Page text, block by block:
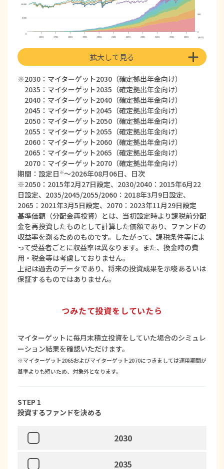
(年/月)
16/01 17/01 18/01 19/01 20/01 21/01 22/01 23/01 24/01 25/01 26/01
0
5,000
10,000
0
500
拡大して見る
2030：マイターゲット2030（確定拠出年金向け）
2035：マイターゲット2035（確定拠出年金向け）
2040：マイターゲット2040（確定拠出年金向け）
2045：マイターゲット2045（確定拠出年金向け）
2050：マイターゲット2050（確定拠出年金向け）
2055：マイターゲット2055（確定拠出年金向け）
2060：マイターゲット2060（確定拠出年金向け）
2065：マイターゲット2065（確定拠出年金向け）
2070：マイターゲット2070（確定拠出年金向け）
期間：設定日 ※～2026年08月06日、日次
※2050：2015年2月27日設定、2030/2040：2015年6月22
日設定、2035/2045/2055/2060：2018年3月9日設定、
2065：2021年3月5日設定、2070：2023年11月29日設定
基準価額（分配金再投資）とは、当初設定時より課税前分配
金を再投資したものとして計算した価額であり、ファンドの
収益率を測るためのものです。したがって、課税条件等によ
って受益者ごとに収益率は異なります。また、換金時の費
用・税金等は考慮しておりません。
上記は過去のデータであり、将来の投資成果を示唆あるいは
保証するものではありません。
つみたて投資をしていたら
マイターゲットに毎月末積立投資をしていた場合のシミュレ
ーション結果を確認いただけます。
※マイターゲット2065およびマイターゲット2070につきましては運用期間が
基準よりも短いため、対象外となります。
STEP 1
投資するファンドを決める
2030
2035